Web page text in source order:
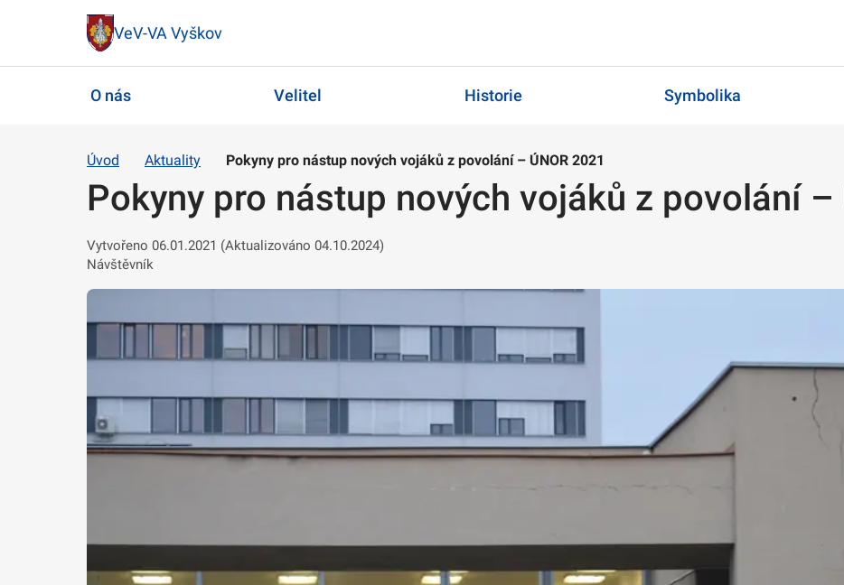
VeV-VA Vyškov
O nás Velitel Historie Symbolika
Úvod Aktuality Pokyny pro nástup nových vojáků z povolání – ÚNOR 2021
Pokyny pro nástup nových vojáků z povolání –
Vytvořeno 06.01.2021 (Aktualizováno 04.10.2024)
Návštěvník